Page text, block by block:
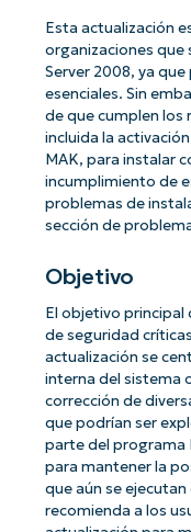
Esta actualización
organizaciones que
Server 2008, ya
esenciales. Sin
de que cumplen los
incluida la
MAK, para instalar
incumplimiento de
problemas de
sección de
Objetivo
El objetivo principal
de seguridad
actualización se
interna del sistema
corrección de
que podrían ser
parte del programa
para mantener la
que aún se
recomienda a los